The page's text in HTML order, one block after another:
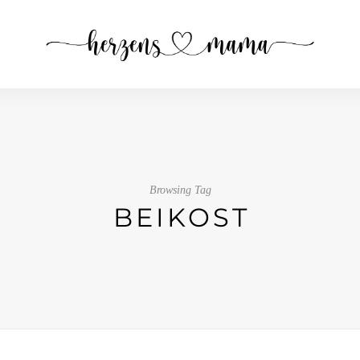
Browsing Tag
BEIKOST